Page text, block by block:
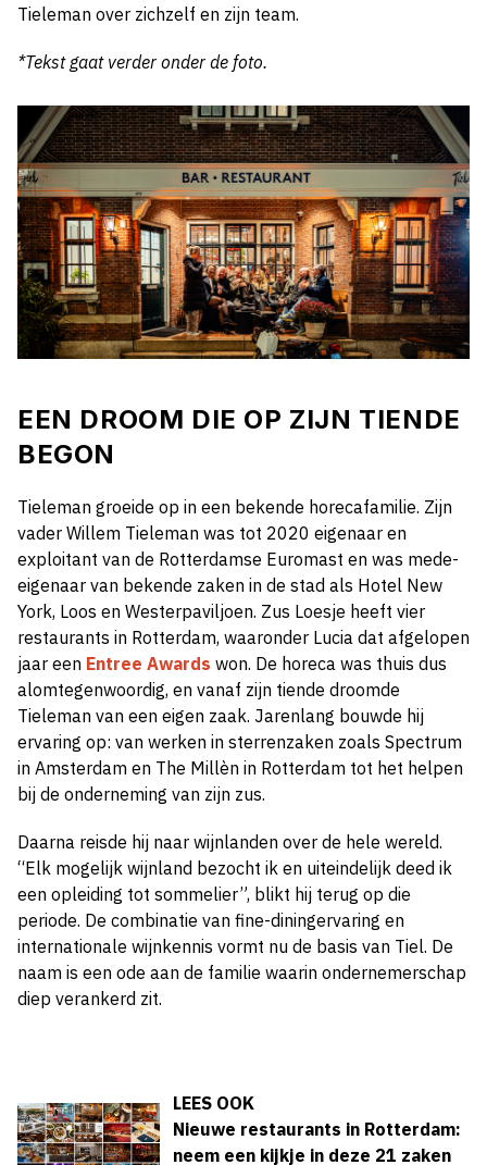
Tieleman over zichzelf en zijn team.
*Tekst gaat verder onder de foto.
EEN DROOM DIE OP ZIJN TIENDE
BEGON
Tieleman groeide op in een bekende horecafamilie. Zijn
vader Willem Tieleman was tot 2020 eigenaar en
exploitant van de Rotterdamse Euromast en was mede-
eigenaar van bekende zaken in de stad als Hotel New
York, Loos en Westerpaviljoen. Zus Loesje heeft vier
restaurants in Rotterdam, waaronder Lucia dat afgelopen
jaar een Entree Awards won. De horeca was thuis dus
alomtegenwoordig, en vanaf zijn tiende droomde
Tieleman van een eigen zaak. Jarenlang bouwde hij
ervaring op: van werken in sterrenzaken zoals Spectrum
in Amsterdam en The Millèn in Rotterdam tot het helpen
bij de onderneming van zijn zus.
Daarna reisde hij naar wijnlanden over de hele wereld.
“Elk mogelijk wijnland bezocht ik en uiteindelijk deed ik
een opleiding tot sommelier”, blikt hij terug op die
periode. De combinatie van fine-diningervaring en
internationale wijnkennis vormt nu de basis van Tiel. De
naam is een ode aan de familie waarin ondernemerschap
diep verankerd zit.
LEES OOK
Nieuwe restaurants in Rotterdam:
neem een kijkje in deze 21 zaken